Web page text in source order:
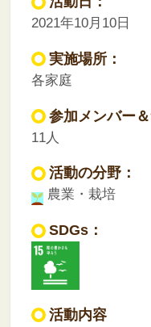
2021年10月10日
実施場所：
各家庭
参加メンバー
11人
活動の分野：
農業・栽培
SDGs：
活動内容